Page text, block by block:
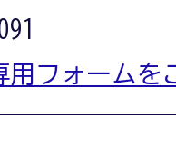
用フォームを